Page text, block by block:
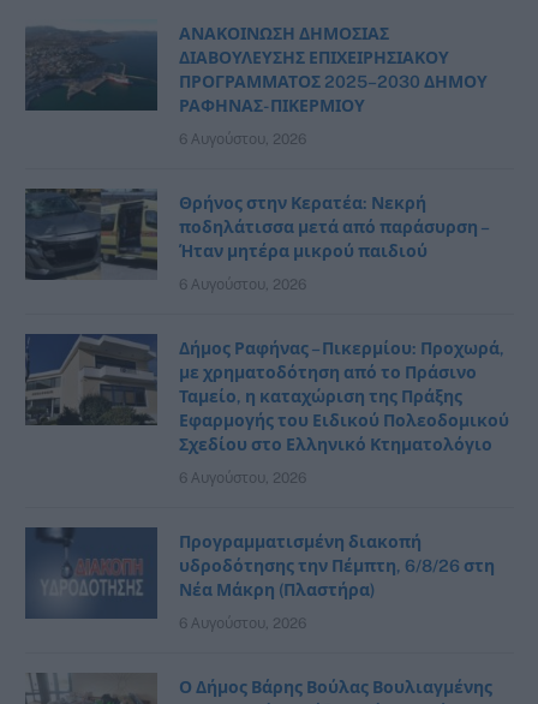
ΑΝΑΚΟΙΝΩΣΗ ΔΗΜΟΣΙΑΣ
ΔΙΑΒΟΥΛΕΥΣΗΣ ΕΠΙΧΕΙΡΗΣΙΑΚΟΥ
ΠΡΟΓΡΑΜΜΑΤΟΣ 2025–2030 ΔΗΜΟΥ
ΡΑΦΗΝΑΣ- ΠΙΚΕΡΜΙΟΥ
6 Αυγούστου, 2026
Θρήνος στην Κερατέα: Νεκρή
ποδηλάτισσα μετά από παράσυρση –
Ήταν μητέρα μικρού παιδιού
6 Αυγούστου, 2026
Δήμος Ραφήνας – Πικερμίου: Προχωρά,
με χρηματοδότηση από το Πράσινο
Ταμείο, η καταχώριση της Πράξης
Εφαρμογής του Ειδικού Πολεοδομικού
Σχεδίου στο Ελληνικό Κτηματολόγιο
6 Αυγούστου, 2026
Προγραμματισμένη διακοπή
υδροδότησης την Πέμπτη, 6/8/26 στη
Νέα Μάκρη (Πλαστήρα)
6 Αυγούστου, 2026
Ο Δήμος Βάρης Βούλας Βουλιαγμένης